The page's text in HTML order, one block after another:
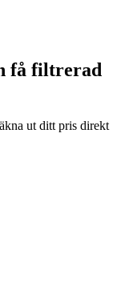
få filtrerad
ut ditt pris direkt